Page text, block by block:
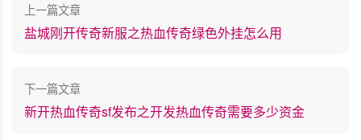
上一篇文章
盐城刚开传奇新服之热血传奇绿色外挂怎么用
下一篇文章
新开热血传奇sf发布之开发热血传奇需要多少资金